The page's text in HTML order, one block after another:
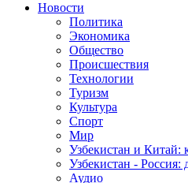
Новости
Политика
Экономика
Общество
Происшествия
Технологии
Туризм
Культура
Спорт
Мир
Узбекистан и Китай:
Узбекистан - Россия:
Аудио